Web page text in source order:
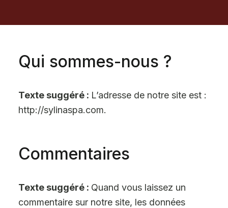
Qui sommes-nous ?
Texte suggéré : L’adresse de notre site est :
http://sylinaspa.com.
Commentaires
Texte suggéré : Quand vous laissez un
commentaire sur notre site, les données